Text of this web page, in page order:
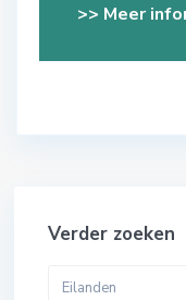
>> Meer
Verder zoeken
Eilanden